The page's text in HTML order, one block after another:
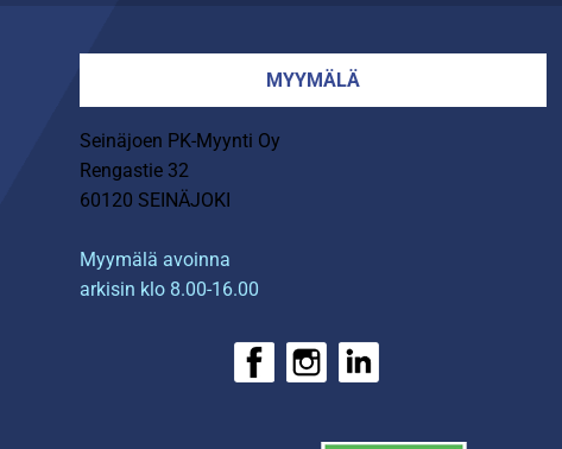
MYYMÄLÄ
Seinäjoen PK-Myynti Oy
Rengastie 32
60120 SEINÄJOKI
Myymälä avoinna
arkisin klo 8.00-16.00